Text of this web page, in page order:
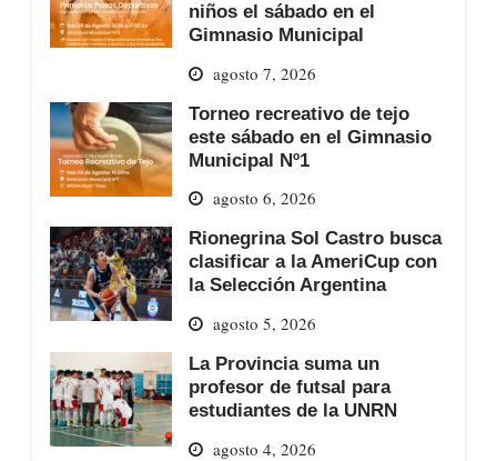
niños el sábado en el
Gimnasio Municipal
agosto 7, 2026
Torneo recreativo de tejo
este sábado en el Gimnasio
Municipal Nº1
agosto 6, 2026
Rionegrina Sol Castro busca
clasificar a la AmeriCup con
la Selección Argentina
agosto 5, 2026
La Provincia suma un
profesor de futsal para
estudiantes de la UNRN
agosto 4, 2026